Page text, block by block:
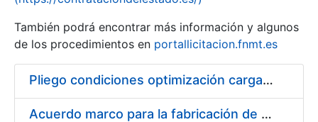
Show/Hide
También podrá encontrar más información y algunos
de los procedimientos en portallicitacion.fnmt.es
Pliego condiciones optimización cargas compras firmado
Acuerdo marco para la fabricación de piezas